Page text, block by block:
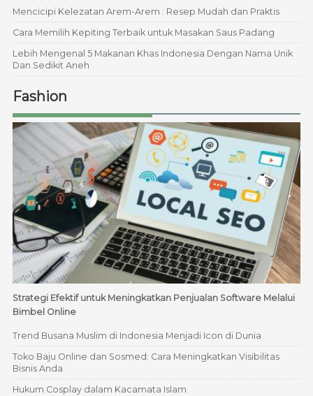
Mencicipi Kelezatan Arem-Arem : Resep Mudah dan Praktis
Cara Memilih Kepiting Terbaik untuk Masakan Saus Padang
Lebih Mengenal 5 Makanan Khas Indonesia Dengan Nama Unik
Dan Sedikit Aneh
Fashion
Strategi Efektif untuk Meningkatkan Penjualan Software Melalui
Bimbel Online
Trend Busana Muslim di Indonesia Menjadi Icon di Dunia
Toko Baju Online dan Sosmed: Cara Meningkatkan Visibilitas
Bisnis Anda
Hukum Cosplay dalam Kacamata Islam